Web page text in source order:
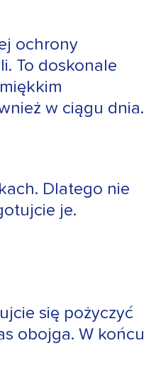
ochrony
To doskonale
w ciągu dnia.
Dlatego nie
je.
się pożyczyć
obojga. W końcu